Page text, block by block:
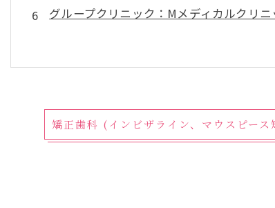
グループクリニック：Mメディカルクリ
矯正歯科 (インビザライン、マウスピース